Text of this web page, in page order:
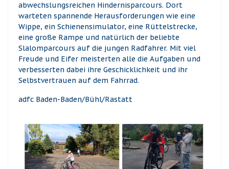
abwechslungsreichen Hindernisparcours. Dort
warteten spannende Herausforderungen wie eine
Wippe, ein Schienensimulator, eine Rüttelstrecke,
eine große Rampe und natürlich der beliebte
Slalomparcours auf die jungen Radfahrer. Mit viel
Freude und Eifer meisterten alle die Aufgaben und
verbesserten dabei ihre Geschicklichkeit und ihr
Selbstvertrauen auf dem Fahrrad.
adfc Baden-Baden/Bühl/Rastatt